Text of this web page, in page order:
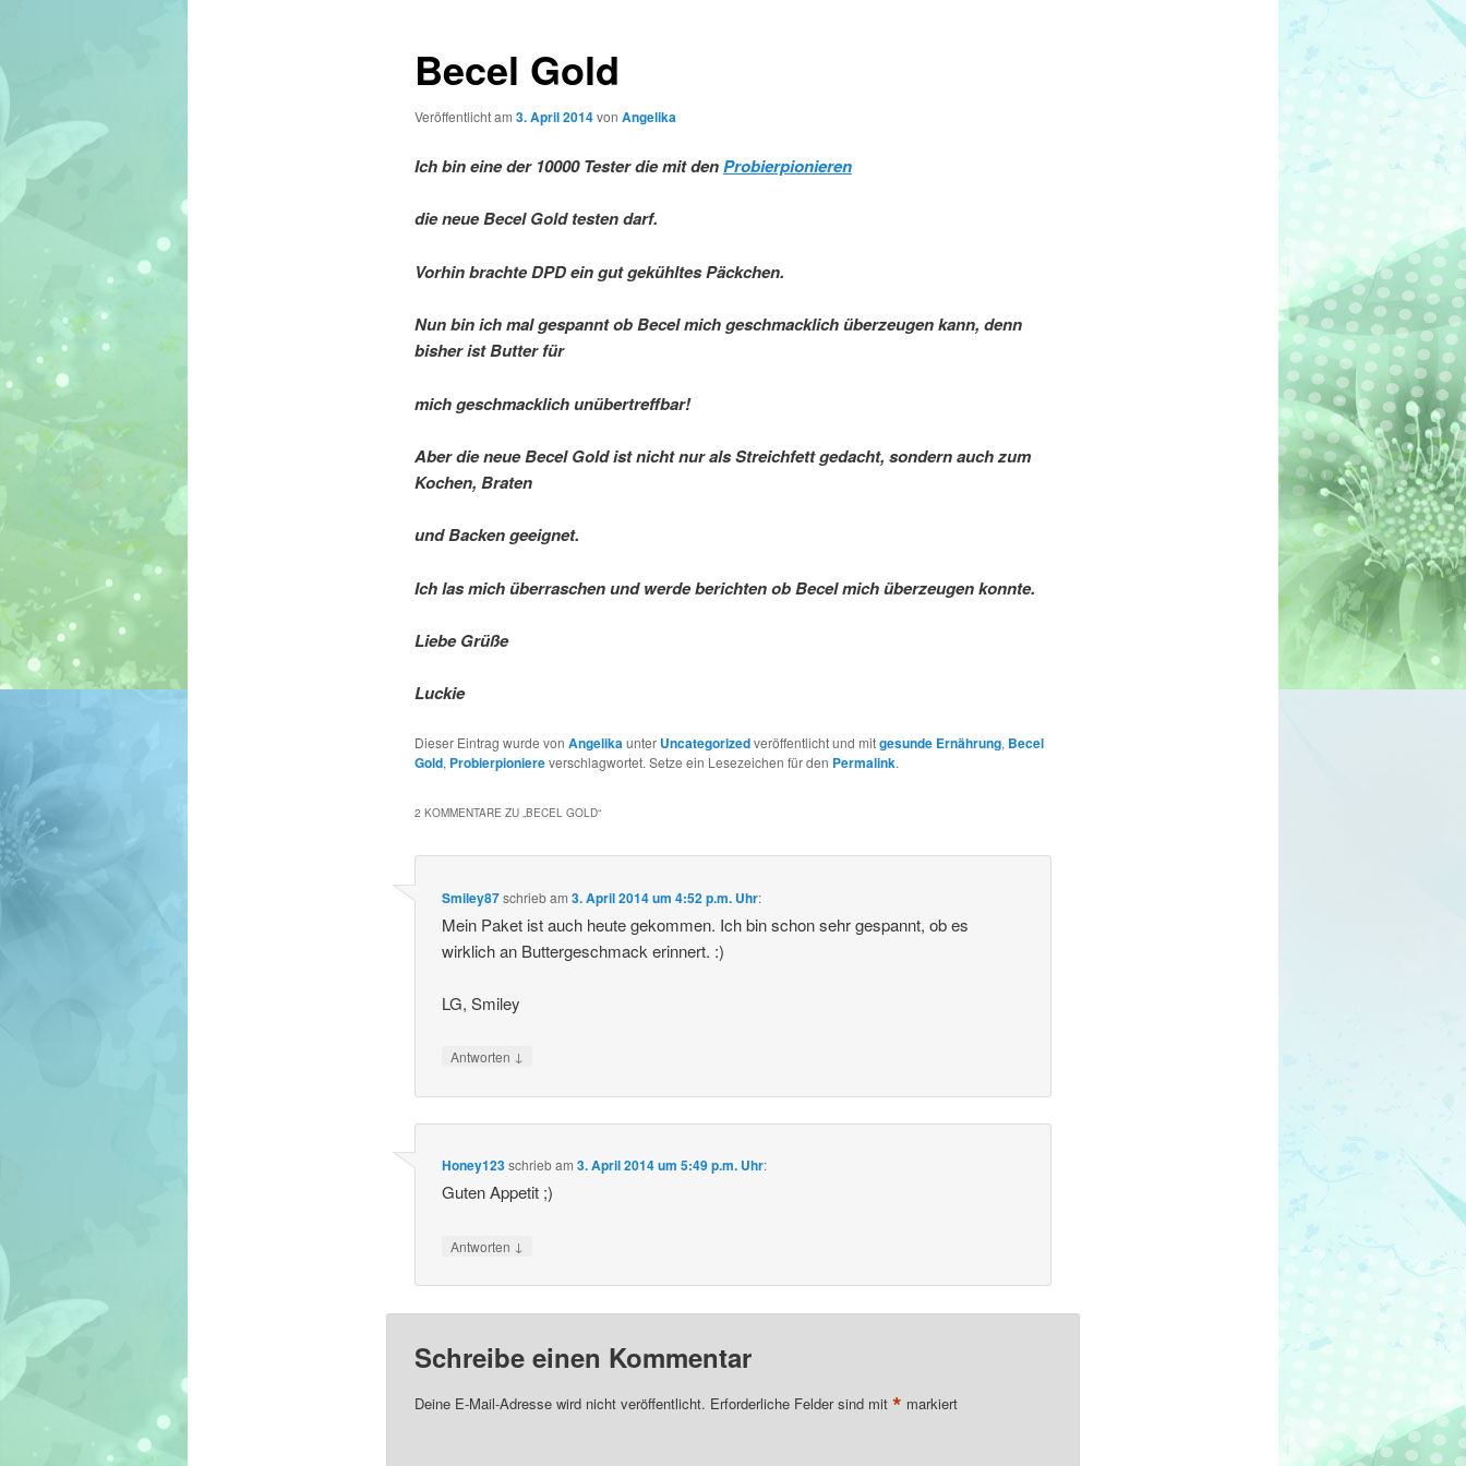
Becel Gold
Veröffentlicht am 3. April 2014von Angelika
Ich bin eine der 10000 Tester die mit denProbierpionieren
die neue Becel Gold testen darf.
Vorhin brachte DPD ein gut gekühltes Päckchen.
Nun bin ich mal gespannt ob Becel mich geschmacklich überzeugen kann, denn
bisher ist Butter für
mich geschmacklich unübertreffbar!
Aber die neue Becel Gold ist nicht nur als Streichfett gedacht, sondern auch zum
Kochen, Braten
und Backen geeignet.
Ich las mich überraschen und werde berichten ob Becel mich überzeugen konnte.
Liebe Grüße
Luckie
Dieser Eintrag wurde von Angelikaunter Uncategorizedveröffentlicht und mitgesunde Ernährung, Becel
Gold, Probierpioniereverschlagwortet. Setze ein Lesezeichen für den Permalink.
2 KOMMENTARE ZU „BECEL GOLD“
Smiley87schriebam3. April 2014 um 4:52 p.m. Uhr:
Mein Paket ist auch heute gekommen. Ich bin schon sehr gespannt, ob es
wirklich an Buttergeschmack erinnert. :)
LG, Smiley
Antworten ↓
Honey123schriebam3. April 2014 um 5:49 p.m. Uhr:
Guten Appetit ;)
Antworten ↓
Schreibe einen Kommentar
Deine E-Mail-Adresse wird nicht veröffentlicht. Erforderliche Felder sind mit * markiert